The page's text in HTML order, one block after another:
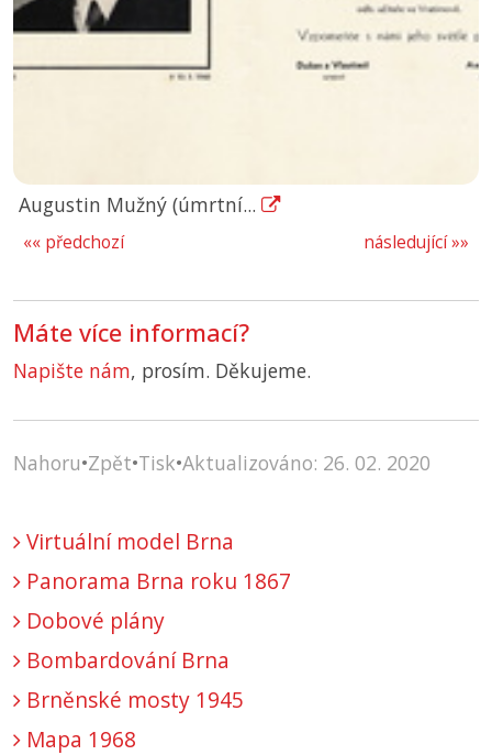
Augustin Mužný (úmrtní...
následující »»
«« předchozí
Máte více informací?
Napište nám, prosím. Děkujeme.
Nahoru•Zpět•Tisk•Aktualizováno: 26. 02. 2020
Virtuální model Brna
Panorama Brna roku 1867
Dobové plány
Bombardování Brna
Brněnské mosty 1945
Mapa 1968